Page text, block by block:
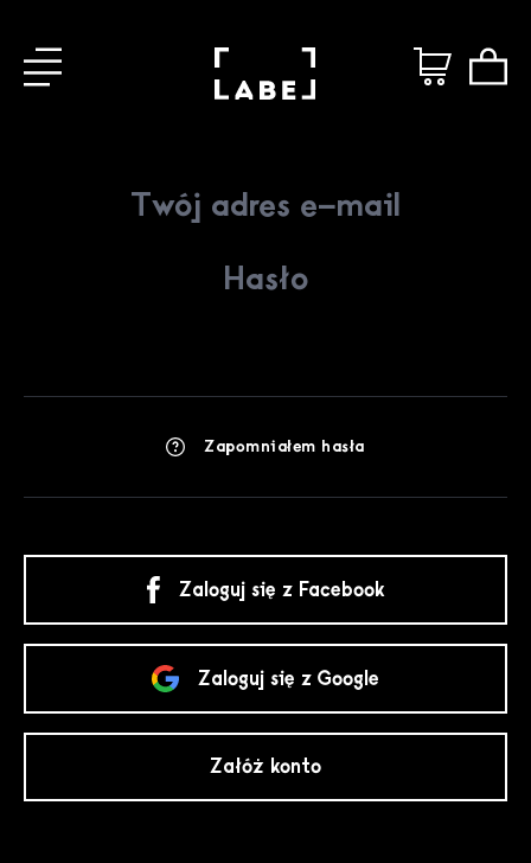
Zapomniałem hasła
Zaloguj się z Facebook
Zaloguj się z Google
Załóż konto